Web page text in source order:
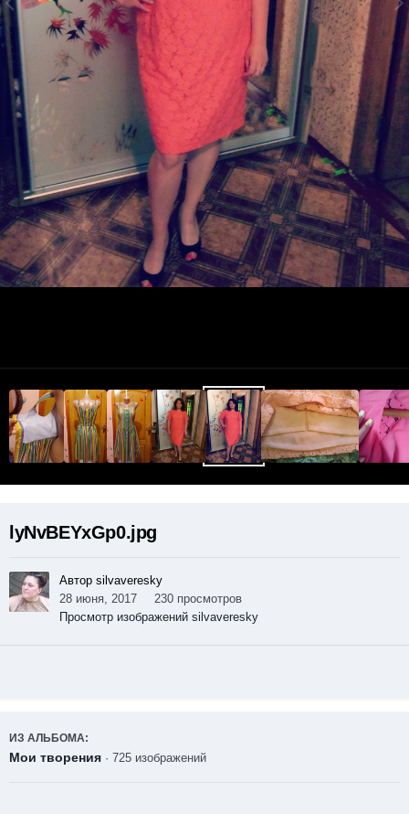
lyNvBEYxGp0.jpg
Автор silvaveresky
28 июня, 2017
230 просмотров
Просмотр изображений silvaveresky
ИЗ АЛЬБОМА:
Мои творения · 725 изображений